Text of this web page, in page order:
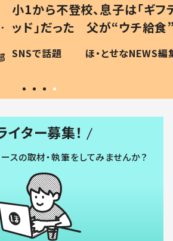
校、息子は「ギフテ
た 父が“ウチ給食”を
る理由とは #令和の親
ほ・とせなNEWS編集部
ひ孫
が、抱
「涙
い」
イター募集！
スの取材・執筆をしてみませんか？